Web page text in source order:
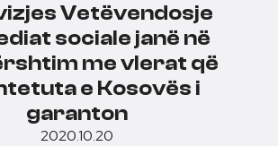
Vetëvendosje
sociale janë në
me vlerat që
e Kosovës i
garanton
2020.10.20